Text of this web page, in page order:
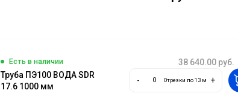
Есть в наличии
Труба ПЭ100 ВОДА SDR
17.6 1000 мм
38 640.00 руб.
-
Отрезки по 13 м +